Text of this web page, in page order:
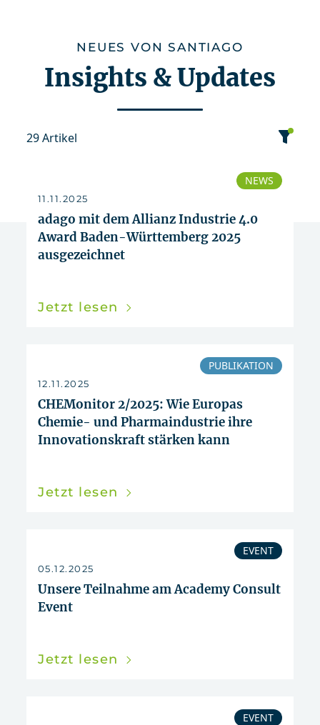
NEUES VON SANTIAGO
Insights & Updates
29 Artikel
Datum
Sortierung
NEWS
11.11.2025
adago mit dem Allianz Industrie 4.0
Award Baden-Württemberg 2025
ausgezeichnet
Jetzt lesen
PUBLIKATION
12.11.2025
CHEMonitor 2/2025: Wie Europas
Chemie- und Pharmaindustrie ihre
Innovationskraft stärken kann
Jetzt lesen
EVENT
05.12.2025
Unsere Teilnahme am Academy Consult
Event
Jetzt lesen
EVENT